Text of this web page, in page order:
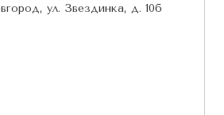
ул. Звездинка, д. 10б